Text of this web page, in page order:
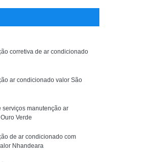
Dutos de Exaustão
de Dutos Robotizada
de Ar Condicionado
Operação e Controle
do Rio Preto
e Controle
corretiva de ar condicionado
ar condicionado valor São
serviços manutenção ar
Verde
de ar condicionado com
Nhandeara